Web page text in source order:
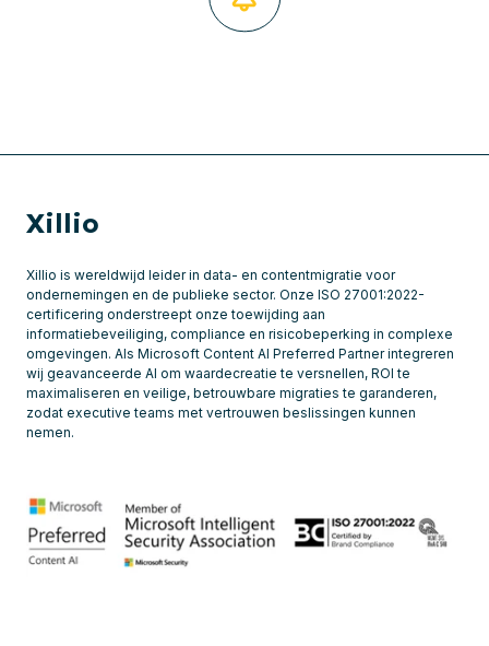
Xillio
Xillio is wereldwijd leider in data- en contentmigratie voor
ondernemingen en de publieke sector. Onze ISO 27001:2022-
certificering onderstreept onze toewijding aan
informatiebeveiliging, compliance en risicobeperking in complexe
omgevingen. Als Microsoft Content AI Preferred Partner integreren
wij geavanceerde AI om waardecreatie te versnellen, ROI te
maximaliseren en veilige, betrouwbare migraties te garanderen,
zodat executive teams met vertrouwen beslissingen kunnen
nemen.